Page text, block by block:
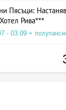
Пясъци:
Хотел Рива***
- 03.09 +